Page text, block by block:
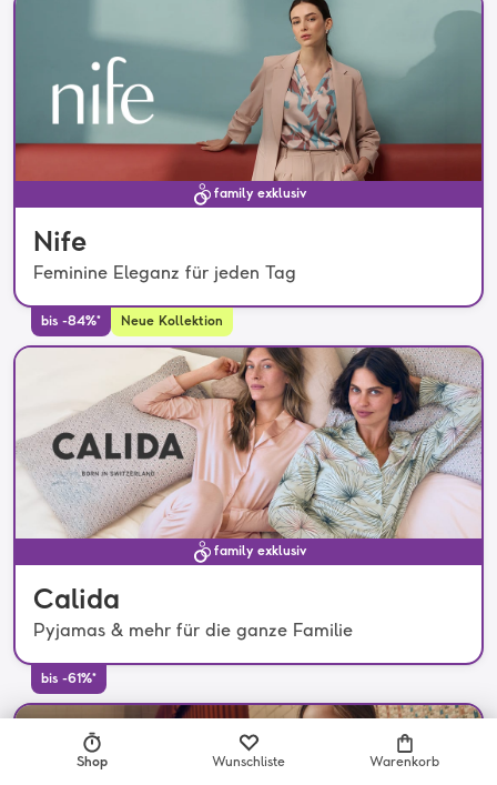
family exklusiv
Nife
Feminine Eleganz für jeden Tag
bis -84%* Neue Kollektion
family exklusiv
Calida
Pyjamas & mehr für die ganze Familie
bis -61%*
Shop Wunschliste Warenkorb